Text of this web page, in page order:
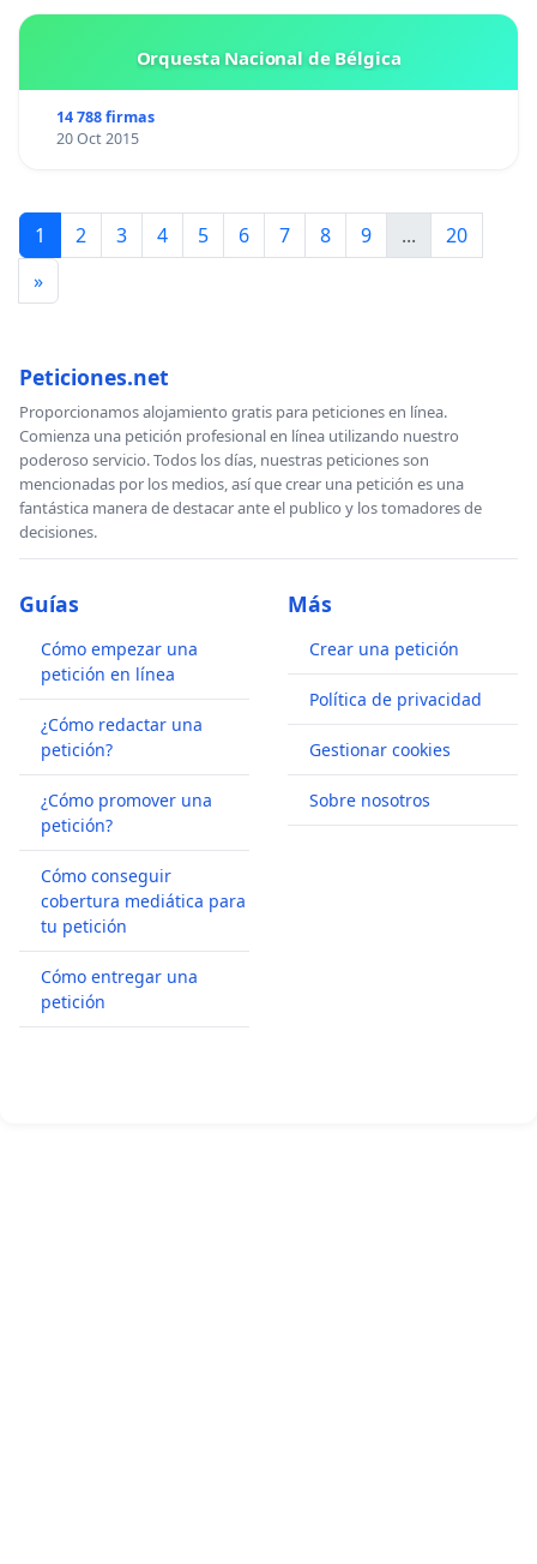
Orquesta Nacional de Bélgica
14 788 firmas
20 Oct 2015
1 2 3 4 5 6 7 8 9 ...
20
»
Peticiones.net
Proporcionamos alojamiento gratis para peticiones en línea.
Comienza una petición profesional en línea utilizando nuestro
poderoso servicio. Todos los días, nuestras peticiones son
mencionadas por los medios, así que crear una petición es una
fantástica manera de destacar ante el publico y los tomadores de
decisiones.
Guías
Cómo empezar una
petición en línea
¿Cómo redactar una
petición?
¿Cómo promover una
petición?
Cómo conseguir
cobertura mediática para
tu petición
Cómo entregar una
petición
Más
Crear una petición
Política de privacidad
Gestionar cookies
Sobre nosotros